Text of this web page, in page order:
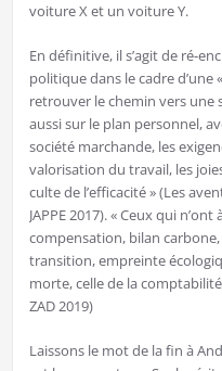
voiture X et un voiture Y.
En définitive, il s’agit de ré-
politique dans le cadre d’une
retrouver le chemin vers une
aussi sur le plan personnel,
société marchande, les
valorisation du travail, les
culte de l’efficacité » (Les
JAPPE 2017). « Ceux qui
compensation, bilan
transition, empreinte
morte, celle de la comptabilité
ZAD 2019)
Laissons le mot de la fin à